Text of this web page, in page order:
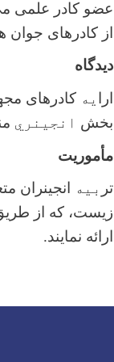
عضو کادر علمی
از کادرهای
ديدگاه
ارا
یه کادرهای
بخش انجینري
مأموریت
تر بیه انجینران
‌زیست، که از طریق
ارائه نمایند.